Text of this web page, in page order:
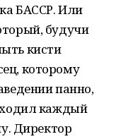
БАССР. Или
будучи
кисти
которому
панно,
каждый
Директор